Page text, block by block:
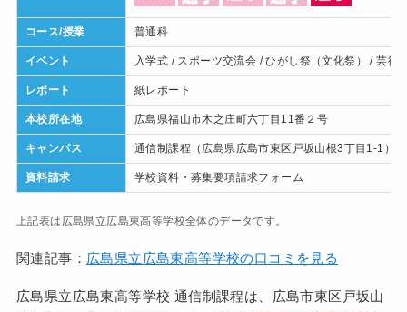
コース/授業 普通科
イベント 入学式 / スポーツ交流会 / ひがし祭（文化祭） / 芸
レポート 紙レポート
本校所在地 広島県福山市木之庄町六丁目11番２号
キャンパス 通信制課程（広島県広島市東区戸坂山根3丁目1-1）
資料請求 学校資料・募集要項請求フォーム
上記表は広島県立広島東高等学校全体のデータです。
関連記事： 広島県立広島東高等学校の口コミを見る
広島県立広島東高等学校 通信制課程は、広島市東区戸坂山